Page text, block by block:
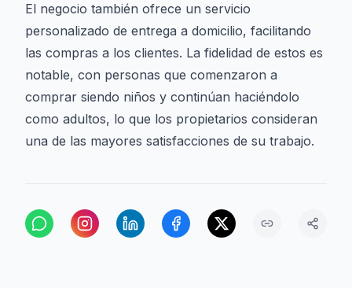
El negocio también ofrece un servicio
personalizado de entrega a domicilio, facilitando
las compras a los clientes. La fidelidad de estos es
notable, con personas que comenzaron a
comprar siendo niños y continúan haciéndolo
como adultos, lo que los propietarios consideran
una de las mayores satisfacciones de su trabajo.